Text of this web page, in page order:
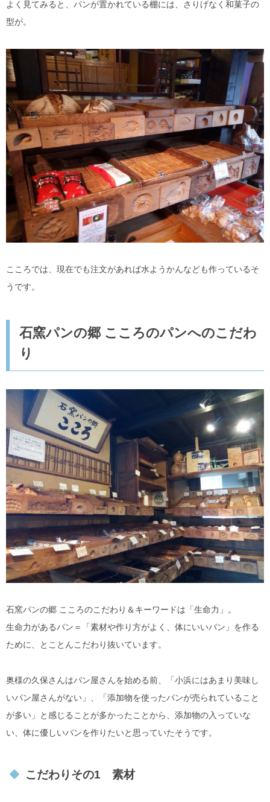
よく見てみると、パンが置かれている棚には、さりげなく和菓子の
型が。
こころでは、現在でも注文があれば水ようかんなども作っているそ
うです。
石窯パンの郷 こころのパンへのこだわ
り
石窯パンの郷 こころのこだわり＆キーワードは「生命力」。
生命力があるパン＝「素材や作り方がよく、体にいいパン」を作る
ために、とことんこだわり抜いています。
奥様の久保さんはパン屋さんを始める前、「小浜にはあまり美味し
いパン屋さんがない」、「添加物を使ったパンが売られていること
が多い」と感じることが多かったことから、添加物の入っていな
い、体に優しいパンを作りたいと思っていたそうです。
こだわりその1 素材